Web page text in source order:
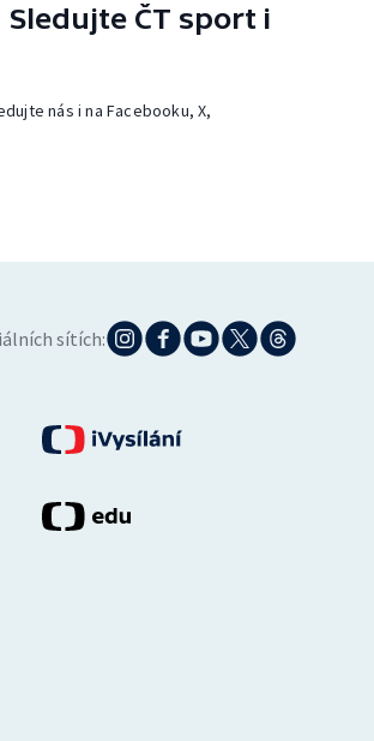
ČT sport i
nás i na Facebooku, X,
sítích: